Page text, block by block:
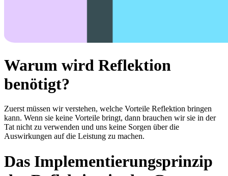
Warum wird Reflektion
benötigt?
Zuerst müssen wir verstehen, welche Vorteile Reflektion bringen
kann. Wenn sie keine Vorteile bringt, dann brauchen wir sie in der
Tat nicht zu verwenden und uns keine Sorgen über die
Auswirkungen auf die Leistung zu machen.
Das Implementierungsprinzip